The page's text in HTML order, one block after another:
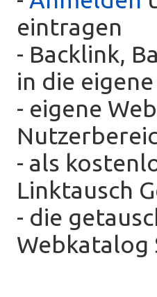
eintragen
- Backlink,
in die
- eigene
- als
Linktausch
- die
Webkatalog